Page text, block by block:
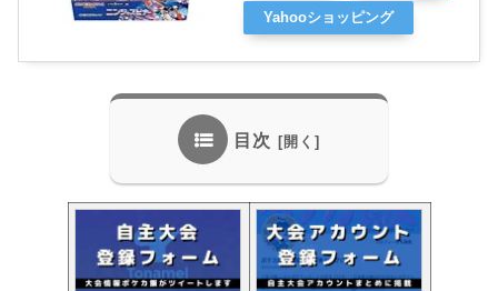
Yahooショッピング
目次